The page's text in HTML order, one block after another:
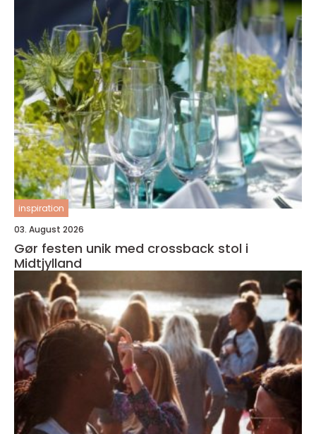
inspiration
03. August 2026
Gør festen unik med crossback stol i
Midtjylland